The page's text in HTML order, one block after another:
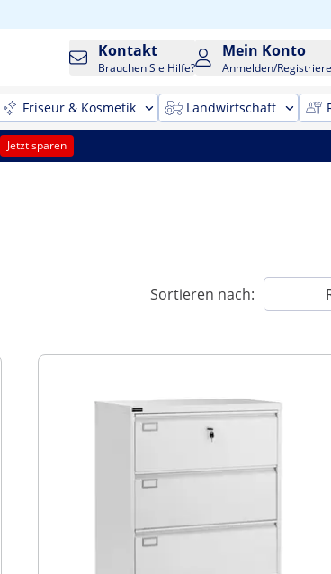
Kontakt
Brauchen Sie Hilfe?
Mein Konto
Anmelden/
Friseur & Kosmetik Landwirtschaft
Jetzt sparen
Sortieren nach: